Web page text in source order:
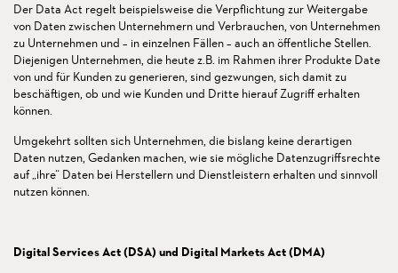
Der Data Act regelt beispielsweise die Verpflichtung zur Weitergabe
von Daten zwischen Unternehmern und Verbrauchen, von Unternehmen
zu Unternehmen und – in einzelnen Fällen – auch an öffentliche Stellen.
Diejenigen Unternehmen, die heute z.B. im Rahmen ihrer Produkte Date
von und für Kunden zu generieren, sind gezwungen, sich damit zu
beschäftigen, ob und wie Kunden und Dritte hierauf Zugriff erhalten
können.
Umgekehrt sollten sich Unternehmen, die bislang keine derartigen
Daten nutzen, Gedanken machen, wie sie mögliche Datenzugriffsrechte
auf „ihre“ Daten bei Herstellern und Dienstleistern erhalten und sinnvoll
nutzen können.
Digital Services Act (DSA) und Digital Markets Act (DMA)